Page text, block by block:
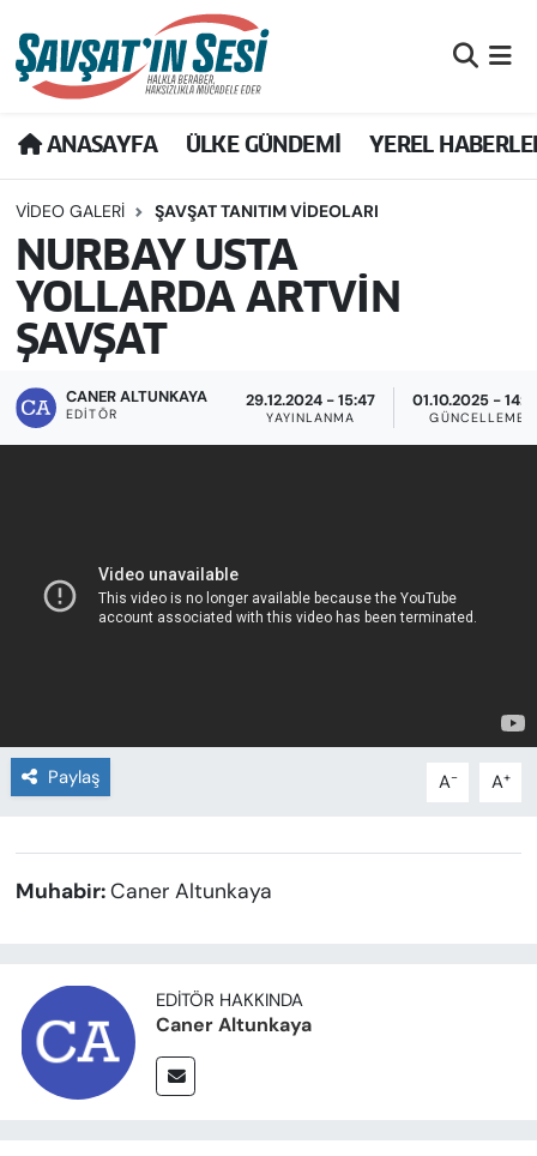
ANASAYFA ÜLKE GÜNDEMİ YEREL
VIDEO GALERI ŞAVŞAT TANITIM VIDEOLARI
NURBAY USTA
YOLLARDA ARTVİN
ŞAVŞAT
CANER ALTUNKAYA
EDITÖR
29.12.2024 - 15:47
YAYINLANMA
01.10.2025 -
GÜNCELLEME
Paylaş A- A+
Muhabir:Caner Altunkaya
EDITÖR HAKKINDA
Caner Altunkaya
Artvin Nöbetçi Eczaneler
Artvin Hava Durumu
Artvin Namaz Vakitleri
Artvin Trafik Yoğunluk Haritası
Puan Durumu ve Fikstür
Tüm Manşetler